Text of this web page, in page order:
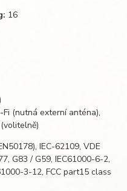
16
(nutná externí anténa),
IEC-62109, VDE
G83 / G59, IEC61000-6-2,
3-12, FCC part15 class